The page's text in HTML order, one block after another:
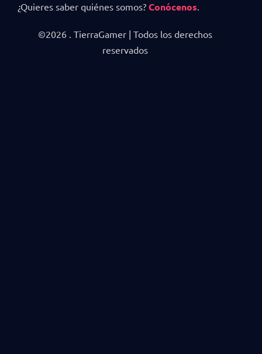
¿Quieres saber quiénes somos? Conócenos.
©2026 . TierraGamer | Todos los derechos
reservados